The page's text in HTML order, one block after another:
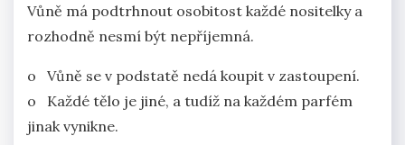
Vůně má podtrhnout osobitost každé nositelky a
rozhodně nesmí být nepříjemná.
o Vůně se v podstatě nedá koupit v zastoupení.
o Každé tělo je jiné, a tudíž na každém parfém
jinak vynikne.